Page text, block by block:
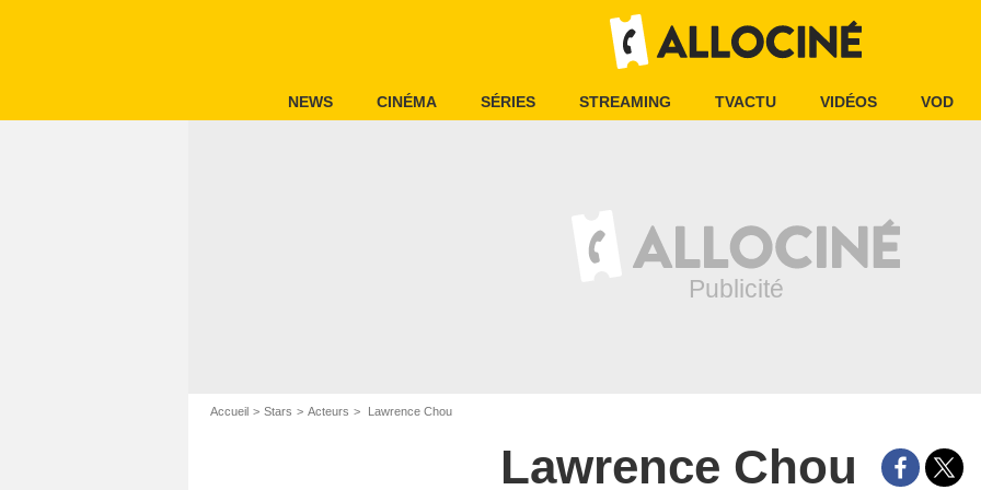
NEWS CINÉMA SÉRIES STREAMING TVACTU VIDÉOS VOD
Accueil Stars Acteurs Lawrence Chou
Lawrence Chou